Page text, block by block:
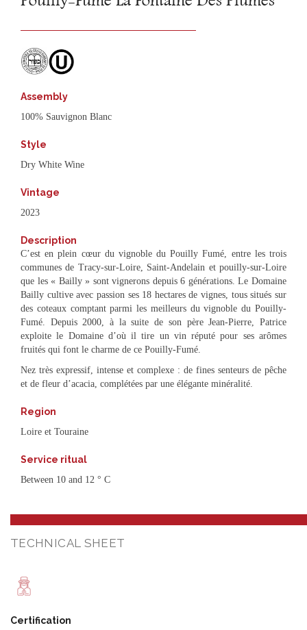
Assembly
100% Sauvignon Blanc
Style
Dry White Wine
Vintage
2023
Description
C’est en plein cœur du vignoble du Pouilly Fumé, entre les trois
communes de Tracy-sur-Loire, Saint-Andelain et pouilly-sur-Loire
que les « Bailly » sont vignerons depuis 6 générations. Le Domaine
Bailly cultive avec passion ses 18 hectares de vignes, tous situés sur
des coteaux comptant parmi les meilleurs du vignoble du Pouilly-
Fumé. Depuis 2000, à la suite de son père Jean-Pierre, Patrice
exploite le Domaine d’où il tire un vin réputé pour ses arômes
fruités qui font le charme de ce Pouilly-Fumé.
Nez très expressif, intense et complexe : de fines senteurs de pêche
et de fleur d’acacia, complétées par une élégante minéralité.
Region
Loire et Touraine
Service ritual
Between 10 and 12 ° C
TECHNICAL SHEET
Certification